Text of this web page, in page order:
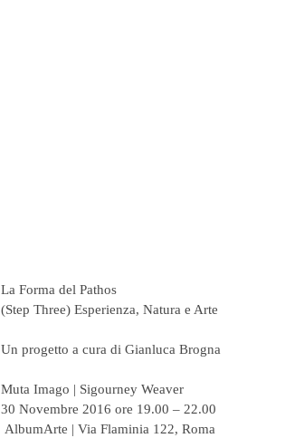
La Forma del Pathos
(Step Three) Esperienza, Natura e Arte
Un progetto a cura di Gianluca Brogna
Muta Imago | Sigourney Weaver
30 Novembre 2016 ore 19.00 – 22.00
AlbumArte | Via Flaminia 122, Roma